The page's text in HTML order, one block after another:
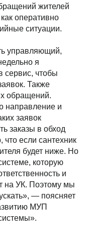
жителей
оперативно
ситуации.
управляющий,
я
сервис, чтобы
Также
обращений.
направление и
заявок
заказы в обход
если сантехник
будет ниже. Но
которую
и
на УК. Поэтому мы
— поясняет
МУП